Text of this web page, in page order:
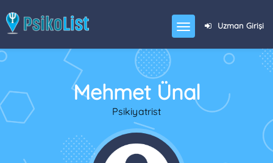
Uzman Girişi
Mehmet Ünal
Psikiyatrist